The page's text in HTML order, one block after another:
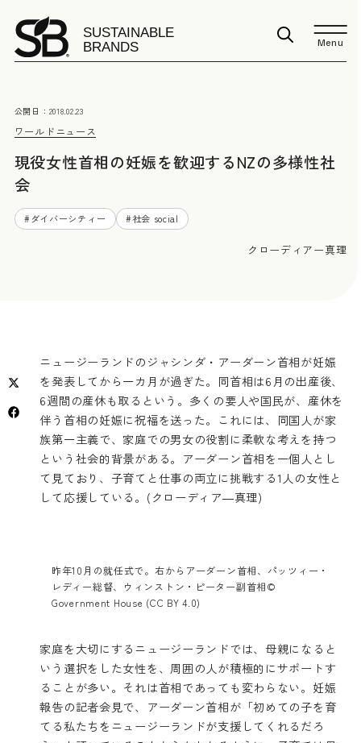
Menu
ワールドニュース
公開日： 2018.02.23
現役女性首相の妊娠を歓迎するNZの多様性社
会
#ダイバーシティー #社会 social
クローディアー真理
ニュージーランドのジャシンダ・アーダーン首相が妊娠
を発表してから一カ月が過ぎた。同首相は6月の出産後、
6週間の産休も取るという。多くの要人や国民が、産休を
伴う首相の妊娠に祝福を送った。これには、同国人が家
族第一主義で、家庭での男女の役割に柔軟な考えを持つ
という社会的背景がある。アーダーン首相を一個人とし
て見ており、子育てと仕事の両立に挑戦する1人の女性と
して応援している。(クローディア―真理)
昨年10月の就任式で。右からアーダーン首相、パッツィー・
レディー総督、ウィンストン・ピーター副首相©
Government House (CC BY 4.0)
家庭を大切にするニュージーランドでは、母親になると
いう選択をした女性を、周囲の人が積極的にサポートす
ることが多い。それは首相であっても変わらない。妊娠
報告の記者会見で、アーダーン首相が「初めての子を育
てる私たちをニュージーランドが支援してくれるだろ